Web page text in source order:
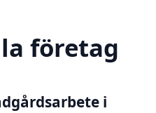
företag
i